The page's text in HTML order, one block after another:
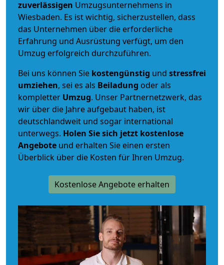
zuverlässigen Umzugsunternehmens in
Wiesbaden. Es ist wichtig, sicherzustellen, dass
das Unternehmen über die erforderliche
Erfahrung und Ausrüstung verfügt, um den
Umzug erfolgreich durchzuführen.
Bei uns können Sie kostengünstig und stressfrei
umziehen, sei es als Beiladung oder als
kompletter Umzug. Unser Partnernetzwerk, das
wir über die Jahre aufgebaut haben, ist
deutschlandweit und sogar international
unterwegs. Holen Sie sich jetzt kostenlose
Angebote und erhalten Sie einen ersten
Überblick über die Kosten für Ihren Umzug.
Kostenlose Angebote erhalten